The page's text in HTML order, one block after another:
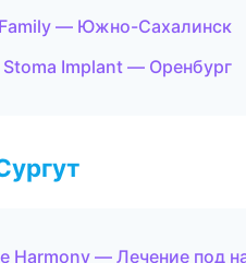
— Южно-Сахалинск
Implant — Оренбург
Harmony — Лечение под